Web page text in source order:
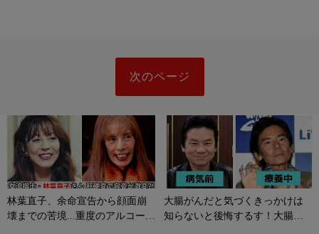
次のページ
林葉直子、余命宣告から顔面崩
壊までの苦境...重度のアルコール
大腸がんだと気づくきっかけは
知らないと後悔するす！大腸が